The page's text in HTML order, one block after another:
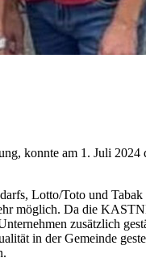
konnte am 1. Juli
Lotto/Toto und
möglich. Da die
zusätzlich
in der Gemeinde